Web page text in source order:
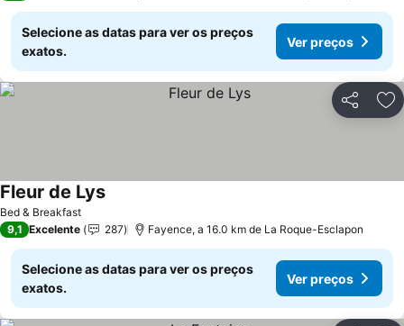
Selecione as datas para ver os preços
exatos.
Ver preços
Partilhar
Bed & Breakfast
Fleur de LysVer preços
9,1 Excelente 287 Fayence, a 16.0 km de La Roque-Esclapon
Selecione as datas para ver os preços
exatos.
Ver preços